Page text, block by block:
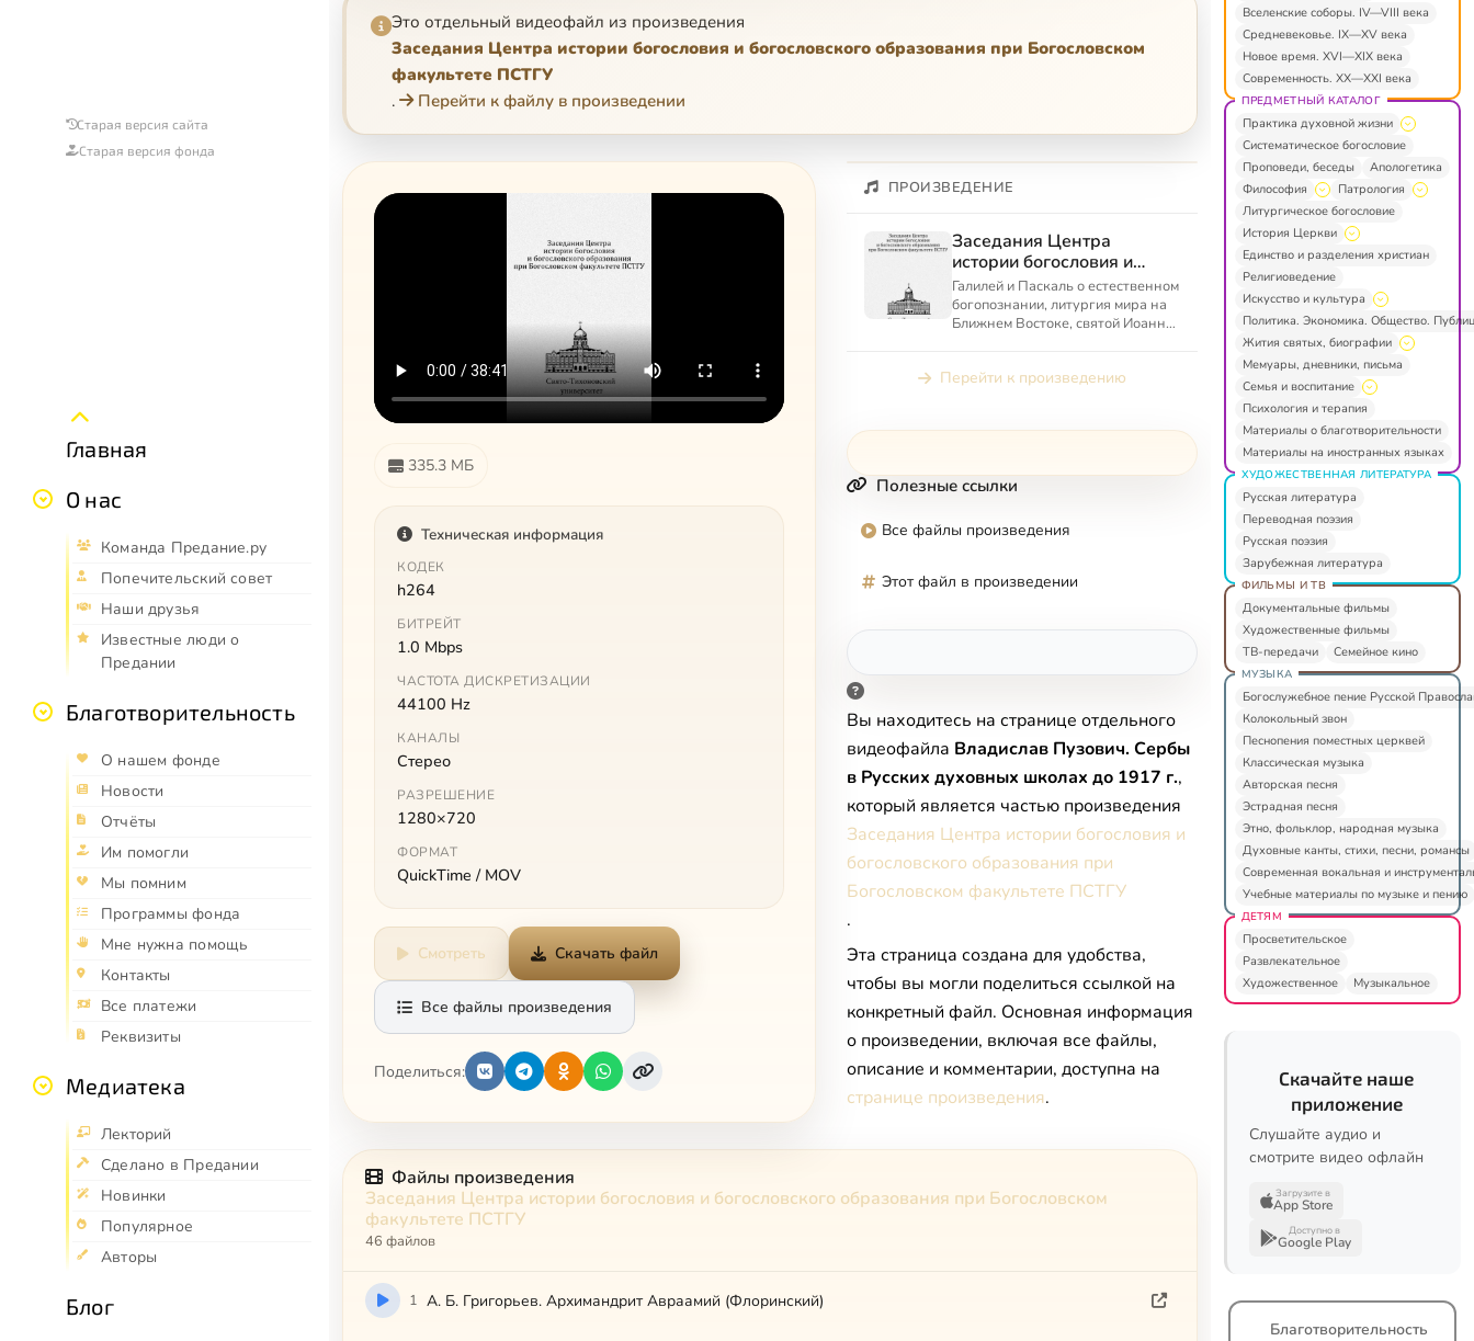
Старая версия сайта
Старая версия фонда
Главная
О нас
Команда Предание.ру
Попечительский совет
Наши друзья
Известные люди о
Предании
Благотворительность
О нашем фонде
Новости
Отчёты
Им помогли
Мы помним
Программы фонда
Мне нужна помощь
Контакты
Все платежи
Реквизиты
Медиатека
Лекторий
Сделано в Предании
Новинки
Популярное
Авторы
Блог
Это отдельный видеофайл из произведения
Заседания Центра истории богословия и богословского образования при Богословском
факультете ПСТГУ
.
Перейти к файлу в произведении
335.3 МБ
Техническая информация
КОДЕК
h264
БИТРЕЙТ
1.0 Mbps
ЧАСТОТА ДИСКРЕТИЗАЦИИ
44100 Hz
КАНАЛЫ
Стерео
РАЗРЕШЕНИЕ
1280×720
ФОРМАТ
QuickTime / MOV
Смотреть Скачать файл
Все файлы произведения
Поделиться:
ПРОИЗВЕДЕНИЕ
Заседания Центра
истории богословия и
богословского
образования при
Богословском факультете
Галилей и Паскаль о естественном
богопознании, литургия мира на
Ближнем Востоке, святой Иоанн
Перейти к произведению
Полезные ссылки
Все файлы произведения
Этот файл в произведении
Вы находитесь на странице отдельного
видеофайла Владислав Пузович. Сербы
в Русских духовных школах до 1917 г.,
который является частью произведения
Заседания Центра истории богословия и
богословского образования при
Богословском факультете ПСТГУ
.
Эта страница создана для удобства,
чтобы вы могли поделиться ссылкой на
конкретный файл. Основная информация
о произведении, включая все файлы,
описание и комментарии, доступна на
странице произведения.
Файлы произведения
Заседания Центра истории богословия и богословского образования при Богословском
факультете ПСТГУ
46 файлов
1 А. Б. Григорьев. Архимандрит Авраамий (Флоринский)
Вселенские соборы. IV—VIII века
Средневековье. IX—XV века
Новое время. XVI—XIX века
Современность. XX—XXI века
ПРЕДМЕТНЫЙ КАТАЛОГ
Практика духовной жизни
Систематическое богословие
Проповеди, беседы
Апологетика
Философия
Патрология
Литургическое богословие
История Церкви
Единство и разделения христиан
Религиоведение
Искусство и культура
Политика. Экономика. Общество.
Жития святых, биографии
Мемуары, дневники, письма
Семья и воспитание
Психология и терапия
Материалы о благотворительности
Материалы на иностранных языках
ХУДОЖЕСТВЕННАЯ ЛИТЕРАТУРА
Русская литература
Переводная поэзия
Русская поэзия
Зарубежная литература
ФИЛЬМЫ И ТВ
Документальные фильмы
Художественные фильмы
ТВ-передачи
Семейное кино
МУЗЫКА
Богослужебное пение Русской
Колокольный звон
Песнопения поместных церквей
Классическая музыка
Авторская песня
Эстрадная песня
Этно, фольклор, народная музыка
Духовные канты, стихи, песни, романсы
Современная вокальная и
Учебные материалы по музыке и пению
ДЕТЯМ
Просветительское
Развлекательное
Художественное
Музыкальное
Скачайте наше
приложение
Слушайте аудио и
смотрите видео офлайн
Загрузите в
App Store
Доступно в
Google Play
Благотворительность